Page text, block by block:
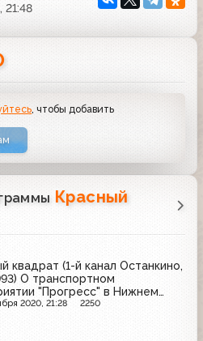
21:48
, чтобы добавить
Красный
квадрат (1-й канал Останкино,
О транспортном
"Прогресс" в Нижнем
2020, 21:28 2250